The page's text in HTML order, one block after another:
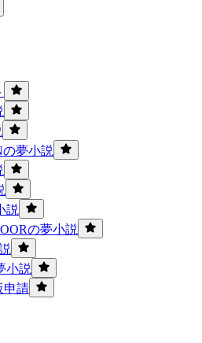
の夢小説
説
の夢小説
小説
申請